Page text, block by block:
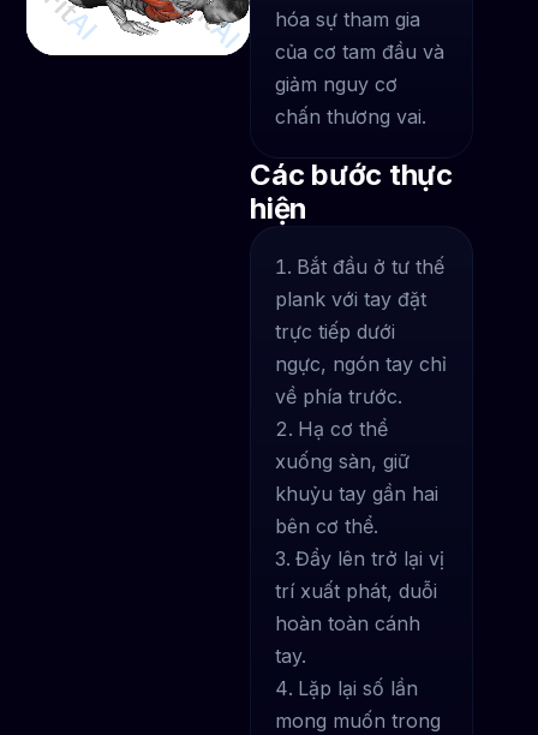
hóa sự tham gia
của cơ tam đầu và
giảm nguy cơ
chấn thương vai.
Các bước thực
hiện
Bắt đầu ở tư thế
plank với tay đặt
trực tiếp dưới
ngực, ngón tay chỉ
về phía trước.
Hạ cơ thể
xuống sàn, giữ
khuỷu tay gần hai
bên cơ thể.
Đẩy lên trở lại vị
trí xuất phát, duỗi
hoàn toàn cánh
tay.
Lặp lại số lần
mong muốn trong